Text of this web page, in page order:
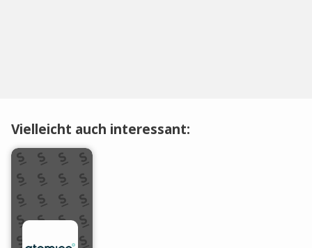
Vielleicht auch interessant: